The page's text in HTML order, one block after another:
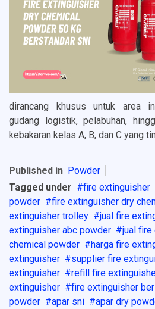
dirancang khusus untuk area
gudang logistik, pelabuhan,
kebakaran kelas A, B, dan C yang
Published in Powder
Tagged under
fire extinguisher
powder
fire extinguisher dry
extinguisher trolley
jual fire
extinguisher abc powder
jual fire
chemical powder
harga fire
extinguisher
supplier fire
extinguisher
refill fire
extinguisher
fire extinguisher
powder
apar sni apar dry